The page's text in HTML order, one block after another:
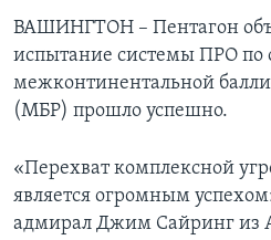
ВАШИНГТОН – Пентагон
испытание системы ПРО по
межконтинентальной
(МБР) прошло успешно.
«Перехват комплексной
является огромным
адмирал Джим Сайринг из